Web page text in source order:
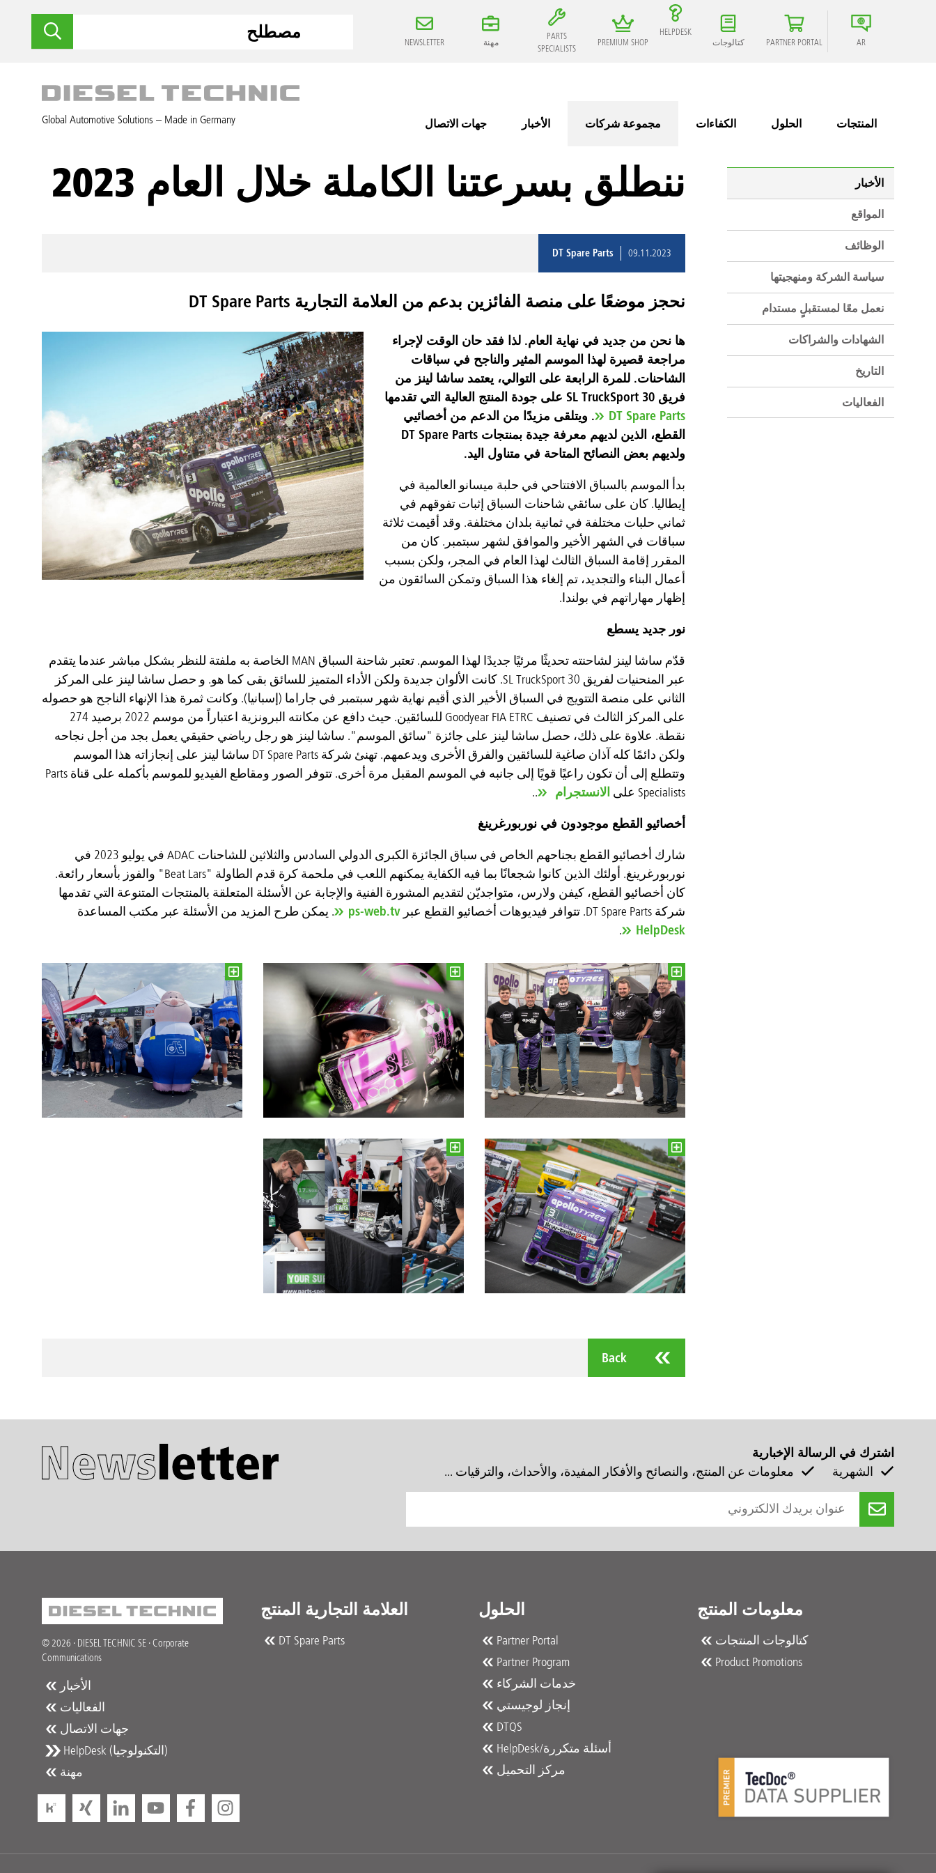
AR
PARTNER PORTAL كتالوجات
HELPDESK
PREMIUM SHOP
PARTS
SPECIALISTS
مهنة NEWSLETTER
Global Automotive Solutions – Made in Germany المنتجات الحلول الكفاءات مجموعة شركات الأخبار جهات الاتصال
ننطلق بسرعتنا الكاملة خلال العام 2023
09.11.2023
DT Spare Parts
نحجز موضعًا على منصة الفائزين بدعم من العلامة التجارية DT Spare Parts
ها نحن من جديد في نهاية العام. لذا فقد حان الوقت لإجراء
مراجعة قصيرة لهذا الموسم المثير والناجح في سباقات
الشاحنات. للمرة الرابعة على التوالي، يعتمد ساشا لينز من
فريق SL TruckSport 30 على جودة المنتج العالية التي تقدمها
DT Spare Parts
. ويتلقى مزيدًا من الدعم من أخصائيي
القطع، الذين لديهم معرفة جيدة بمنتجات DT Spare Parts
ولديهم بعض النصائح المتاحة في متناول اليد.
بدأ الموسم بالسباق الافتتاحي في حلبة ميسانو العالمية في
إيطاليا. كان على سائقي شاحنات السباق إثبات تفوقهم في
ثماني حلبات مختلفة في ثمانية بلدان مختلفة. وقد أقيمت ثلاثة
سباقات في الشهر الأخير والموافق لشهر سبتمبر. كان من
المقرر إقامة السباق الثالث لهذا العام في المجر، ولكن بسبب
أعمال البناء والتجديد، تم إلغاء هذا السباق وتمكن السائقون من
إظهار مهاراتهم في بولندا.
نور جديد يسطع
قدّم ساشا لينز لشاحنته تحديثًا مرئيًا جديدًا لهذا الموسم. تعتبر شاحنة السباق MAN الخاصة به ملفتة للنظر بشكل مباشر عندما يتقدم
عبر المنحنيات لفريق SL TruckSport 30. كانت الألوان جديدة ولكن الأداء المتميز للسائق بقى كما هو. و حصل ساشا لينز على المركز
الثاني على منصة التتويج في السباق الأخير الذي أقيم نهاية شهر سبتمبر في جاراما (إسبانيا). وكانت ثمرة هذا الإنهاء الناجح هو حصوله
على المركز الثالث في تصنيف Goodyear FIA ETRC للسائقين. حيث دافع عن مكانته البرونزية اعتباراً من موسم 2022 برصيد 274
نقطة. علاوة على ذلك، حصل ساشا لينز على جائزة "سائق الموسم". ساشا لينز هو رجل رياضي حقيقي يعمل بجد من أجل نجاحه
ولكن دائمًا كله آذان صاغية للسائقين والفرق الأخرى ويدعمهم. تهنئ شركة DT Spare Parts ساشا لينز على إنجازاته هذا الموسم
وتتطلع إلى أن تكون راعيًا قويًا إلى جانبه في الموسم المقبل مرة أخرى. تتوفر الصور ومقاطع الفيديو للموسم بأكمله على قناة Parts
Specialists على
الانستجرام ..
أخصائيو القطع موجودون في نوربورغرينغ
شارك أخصائيو القطع بجناحهم الخاص في سباق الجائزة الكبرى الدولي السادس والثلاثين للشاحنات ADAC في يوليو 2023 في
نوربورغرينغ. أولئك الذين كانوا شجعانًا بما فيه الكفاية يمكنهم اللعب في ملحمة كرة قدم الطاولة "Beat Lars" والفوز بأسعار رائعة.
كان أخصائيو القطع، كيفن ولارس، متواجديّن لتقديم المشورة الفنية والإجابة عن الأسئلة المتعلقة بالمنتجات المتنوعة التي تقدمها
شركة DT Spare Parts. تتوافر فيديوهات أخصائيو القطع عبر
ps-web.tv
. يمكن طرح المزيد من الأسئلة عبر مكتب المساعدة
HelpDesk
.
Back
الأخبار
المواقع
الوظائف
سياسة الشركة ومنهجيتها
نعمل معًا لمستقبلٍ مستدام
الشهادات والشراكات
التاريخ
الفعاليات
اشترك في الرسالة الإخبارية
الشهرية
معلومات عن المنتج، والنصائح والأفكار المفيدة، والأحداث، والترقيات ...
© 2026 · DIESEL TECHNIC SE · Corporate
Communications
الأخبار
الفعاليات
جهات الاتصال
HelpDesk (التكنولوجيا)
مهنة
العلامة التجارية المنتج
DT Spare Parts
الحلول
Partner Portal
Partner Program
خدمات الشركاء
إنجاز لوجيستي
DTQS
HelpDesk/أسئلة متكررة
مركز التحميل
معلومات المنتج
كتالوجات المنتجات
Product Promotions